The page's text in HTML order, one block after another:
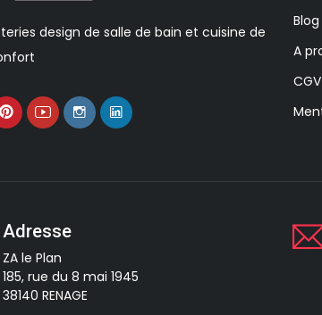
design de salle de bain et cuisine de
Blog
A
CGV
Adresse
ZA le Plan
185, rue du 8 mai 1945
38140 RENAGE